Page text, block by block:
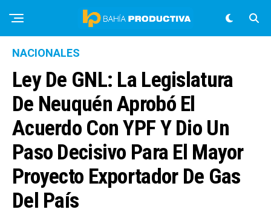
NACIONALES
Ley De GNL: La Legislatura
De Neuquén Aprobó El
Acuerdo Con YPF Y Dio Un
Paso Decisivo Para El Mayor
Proyecto Exportador De Gas
Del País